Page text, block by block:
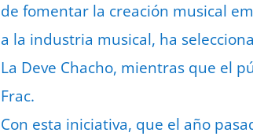
de fomentar la creación musical
a la industria musical, ha
La Deve Chacho, mientras que el
Frac.
Con esta iniciativa, que el año